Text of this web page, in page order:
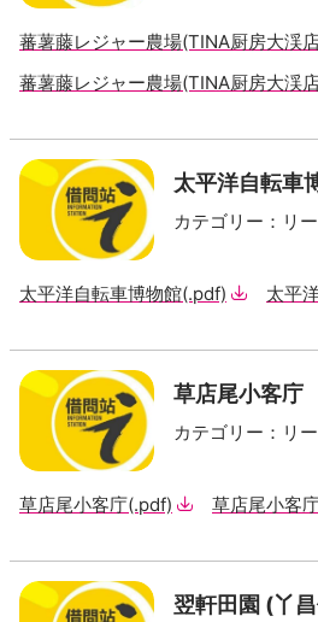
蕃薯藤レジャー農場(TINA厨房大渓
蕃薯藤レジャー農場(TINA厨房大渓
太平洋自転車
カテゴリー ： リ
太平洋自転車博物館(.pdf) 太平
草店尾小客庁
カテゴリー ： リ
草店尾小客庁(.pdf) 草店尾小客
翌軒田園 (丫